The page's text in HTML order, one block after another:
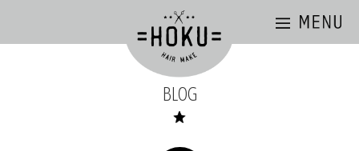
BLOG